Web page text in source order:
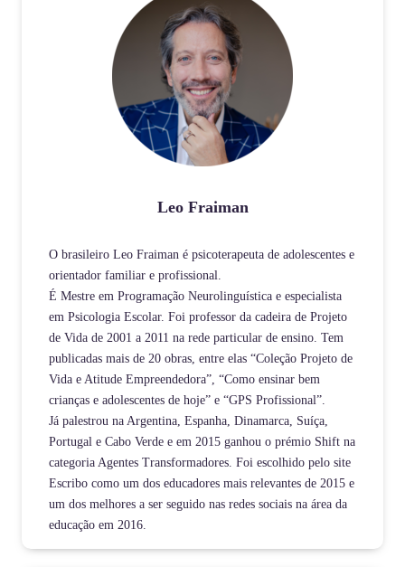
Leo Fraiman
O brasileiro Leo Fraiman é psicoterapeuta de adolescentes e
orientador familiar e profissional.
É Mestre em Programação Neurolinguística e especialista
em Psicologia Escolar. Foi professor da cadeira de Projeto
de Vida de 2001 a 2011 na rede particular de ensino. Tem
publicadas mais de 20 obras, entre elas “Coleção Projeto de
Vida e Atitude Empreendedora”, “Como ensinar bem
crianças e adolescentes de hoje” e “GPS Profissional”.
Já palestrou na Argentina, Espanha, Dinamarca, Suíça,
Portugal e Cabo Verde e em 2015 ganhou o prémio Shift na
categoria Agentes Transformadores. Foi escolhido pelo site
Escribo como um dos educadores mais relevantes de 2015 e
um dos melhores a ser seguido nas redes sociais na área da
educação em 2016.